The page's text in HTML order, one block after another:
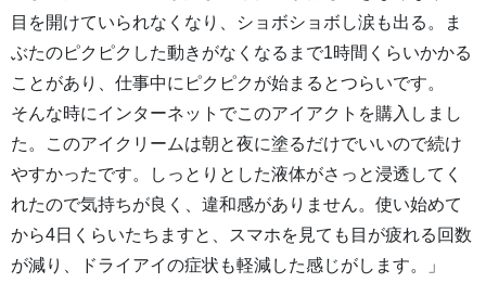
目を開けていられなくなり、ショボショボし涙も出る。ま
ぶたのピクピクした動きがなくなるまで1時間くらいかかる
ことがあり、仕事中にピクピクが始まるとつらいです。
そんな時にインターネットでこのアイアクトを購入しまし
た。このアイクリームは朝と夜に塗るだけでいいので続け
やすかったです。しっとりとした液体がさっと浸透してく
れたので気持ちが良く、違和感がありません。使い始めて
から4日くらいたちますと、スマホを見ても目が疲れる回数
が減り、ドライアイの症状も軽減した感じがします。」